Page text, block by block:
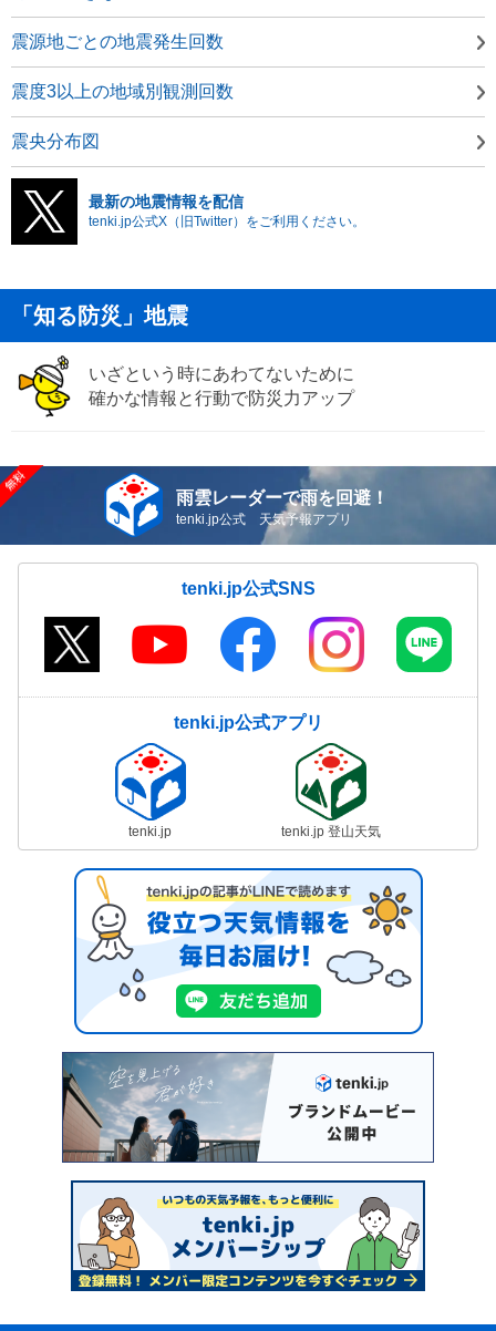
震源地ごとの地震発生回数
震度3以上の地域別観測回数
震央分布図
最新の地震情報を配信
tenki.jp公式X（旧Twitter）をご利用ください。
「知る防災」地震
いざという時にあわてないために
確かな情報と行動で防災力アップ
雨雲レーダーで雨を回避！
tenki.jp公式 天気予報アプリ
tenki.jp公式SNS
tenki.jp公式アプリ
tenki.jp tenki.jp 登山天気